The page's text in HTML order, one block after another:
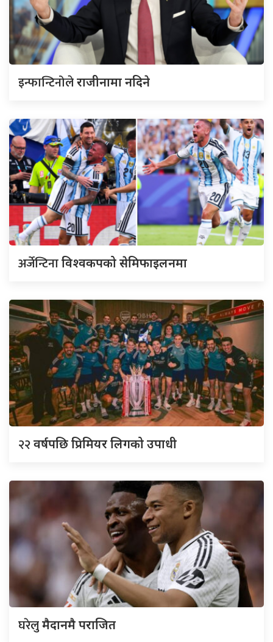
इन्फान्टिनोलेराजीनामा नदिने
अर्जेन्टिनाविश्वकपको सेमिफाइलनमा
२२वर्षपछि प्रिमियर लिगको उपाधी
घरेलुमैदानमै पराजित